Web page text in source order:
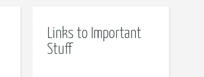
Links to Important
Stuff